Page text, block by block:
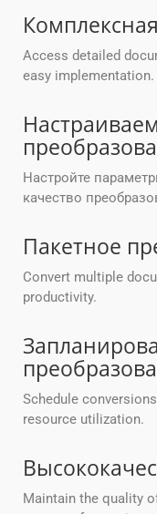
Access detailed
easy implementation.
Настройте
качество
Пакетное
Convert multiple
productivity.
Schedule
resource utilization.
Maintain the quality